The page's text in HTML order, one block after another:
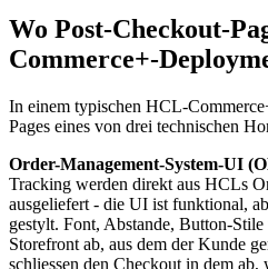
Wo Post-Checkout-
Commerce+-
In einem typischen HCL-
Pages eines von drei technischen
Order-Management-System-UI
Tracking werden direkt aus HCLs
ausgeliefert - die UI ist funktional,
gestylt. Font, Abstande, Button-
Storefront ab, aus dem der Kunde
schliessen den Checkout in dem ab,